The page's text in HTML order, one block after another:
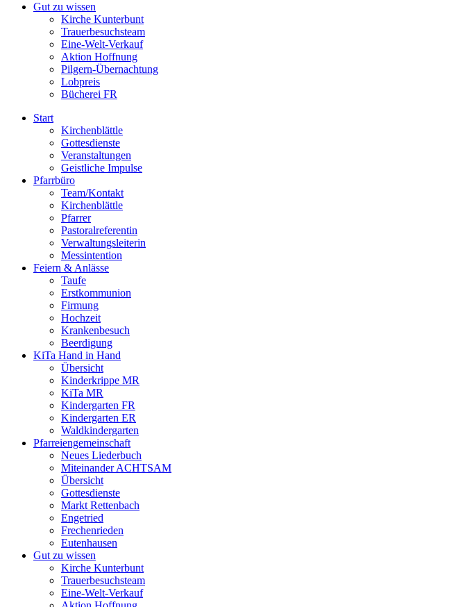
Gut zu wissen
Kirche Kunterbunt
Trauerbesuchsteam
Eine-Welt-Verkauf
Aktion Hoffnung
Pilgern-Übernachtung
Lobpreis
Bücherei FR
Start
Kirchenblättle
Gottesdienste
Veranstaltungen
Geistliche Impulse
Pfarrbüro
Team/Kontakt
Kirchenblättle
Pfarrer
Pastoralreferentin
Verwaltungsleiterin
Messintention
Feiern & Anlässe
Taufe
Erstkommunion
Firmung
Hochzeit
Krankenbesuch
Beerdigung
KiTa Hand in Hand
Übersicht
Kinderkrippe MR
KiTa MR
Kindergarten FR
Kindergarten ER
Waldkindergarten
Pfarreiengemeinschaft
Neues Liederbuch
Miteinander ACHTSAM
Übersicht
Gottesdienste
Markt Rettenbach
Engetried
Frechenrieden
Eutenhausen
Gut zu wissen
Kirche Kunterbunt
Trauerbesuchsteam
Eine-Welt-Verkauf